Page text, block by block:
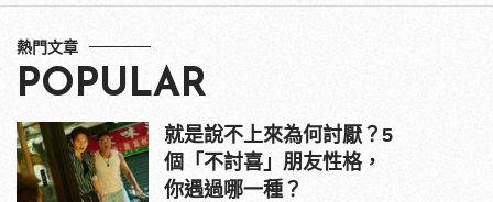
熱門文章
POPULAR
就是說不上來為何討厭？5
個「不討喜」朋友性格，
你遇過哪一種？